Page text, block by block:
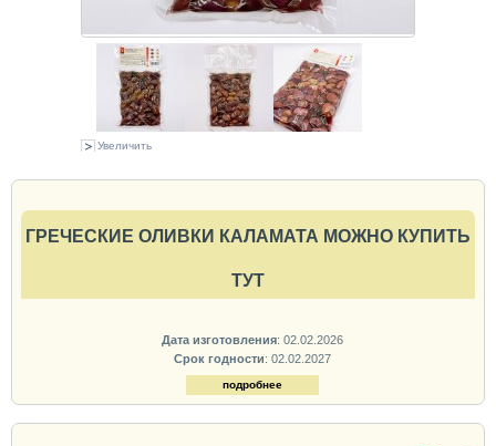
Увеличить
ГРЕЧЕСКИЕ ОЛИВКИ КАЛАМАТА МОЖНО КУПИТЬ
ТУТ
Дата изготовления: 02.02.2026
Срок годности: 02.02.2027
подробнее